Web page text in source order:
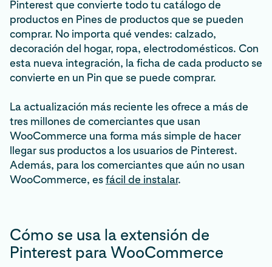
Pinterest que convierte todo tu catálogo de
productos en Pines de productos que se pueden
comprar. No importa qué vendes: calzado,
decoración del hogar, ropa, electrodomésticos. Con
esta nueva integración, la ficha de cada producto se
convierte en un Pin que se puede comprar.
La actualización más reciente les ofrece a más de
tres millones de comerciantes que usan
WooCommerce una forma más simple de hacer
llegar sus productos a los usuarios de Pinterest.
Además, para los comerciantes que aún no usan
WooCommerce, esfácil de instalar.
Cómo se usa la extensión de
Pinterest para WooCommerce